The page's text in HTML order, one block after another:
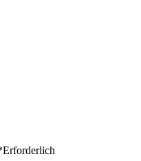
Erforderlich